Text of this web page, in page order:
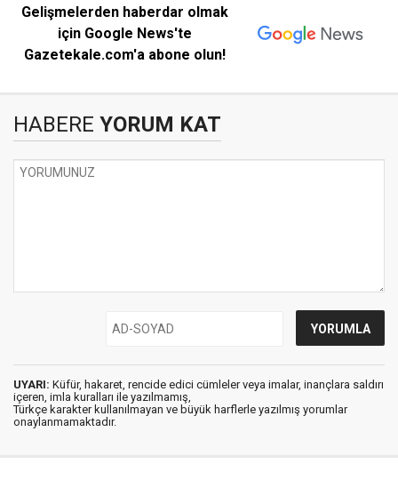
Gelişmelerden haberdar olmak
için Google News'te
Gazetekale.com'a abone olun!
HABERE YORUM KAT
UYARI: Küfür, hakaret, rencide edici cümleler veya imalar, inançlara saldırı
içeren, imla kuralları ile yazılmamış,
Türkçe karakter kullanılmayan ve büyük harflerle yazılmış yorumlar
onaylanmamaktadır.